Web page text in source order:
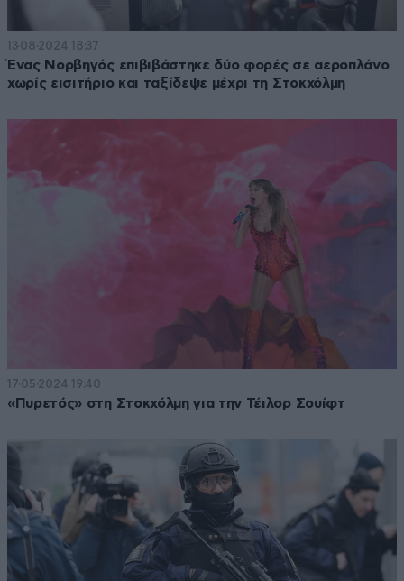
13·08·2024 18:37
Ένας Νορβηγός επιβιβάστηκε δύο φορές σε αεροπλάνο
χωρίς εισιτήριο και ταξίδεψε μέχρι τη Στοκχόλμη
17·05·2024 19:40
«Πυρετός» στη Στοκχόλμη για την Τέιλορ Σουίφτ